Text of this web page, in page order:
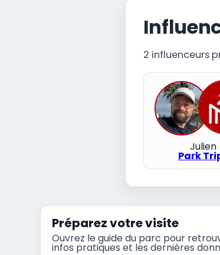
2 influenceurs
Julien
Park
Préparez votre visite
Ouvrez le guide du parc pour
infos pratiques et les dernières